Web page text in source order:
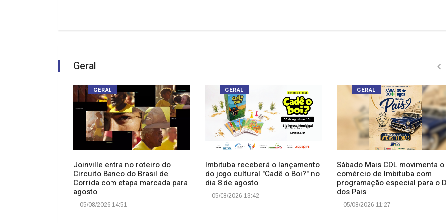
Geral
GERAL
Joinville entra no roteiro do
Circuito Banco do Brasil de
Corrida com etapa marcada para
agosto
05/08/2026 14:51
GERAL
Imbituba receberá o lançamento
do jogo cultural "Cadê o Boi?" no
dia 8 de agosto
05/08/2026 13:42
GERAL
Sábado Mais CDL movimenta o
comércio de Imbituba com
programação especial para o
dos Pais
05/08/2026 11:27